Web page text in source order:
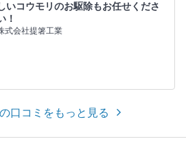
いコウモリのお駆除もお任せくださ
！
式会社提箸工業
口コミをもっと見る